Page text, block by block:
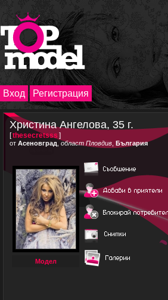
Вход Регистрация
Христина Ангелова, 35 г.
[thesecretsss ]
от Асеновград област Пловдив България
Модел